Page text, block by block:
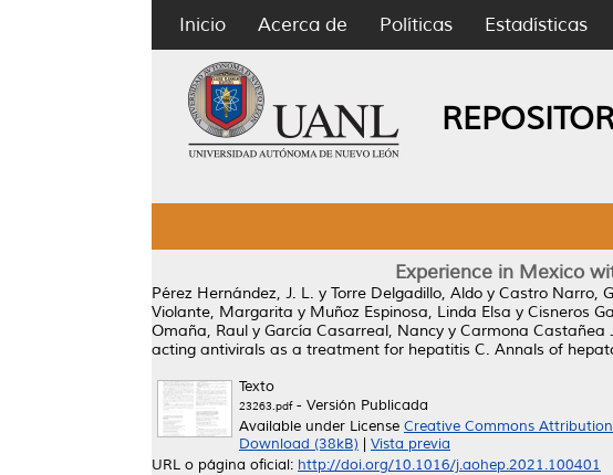
Inicio Acerca de Políticas Estadísticas
Experience in Mexico
Pérez Hernández, J. L. y Torre Delgadillo, Aldo y Castro Narro,
Violante, Margarita y Muñoz Espinosa, Linda Elsa y Cisneros
Omaña, Raul y García Casarreal, Nancy y Carmona Castañea
acting antivirals as a treatment for hepatitis C. Annals of
Texto
23263.pdf- Versión Publicada
Available under License Creative Commons
Download (38kB)
Vista previa
URL o página oficial: http://doi.org/10.1016/j.aohep.2021.100401